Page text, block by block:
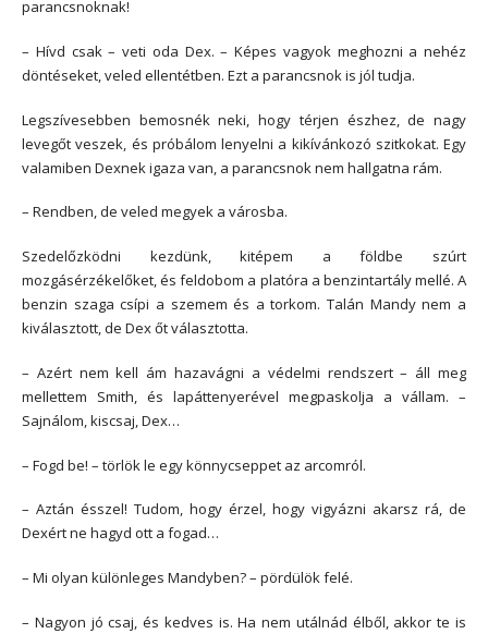
parancsnoknak!
– Hívd csak – veti oda Dex. – Képes vagyok meghozni a nehéz
döntéseket, veled ellentétben. Ezt a parancsnok is jól tudja.
Legszívesebben bemosnék neki, hogy térjen észhez, de nagy
levegőt veszek, és próbálom lenyelni a kikívánkozó szitkokat. Egy
valamiben Dexnek igaza van, a parancsnok nem hallgatna rám.
– Rendben, de veled megyek a városba.
Szedelőzködni kezdünk, kitépem a földbe szúrt
mozgásérzékelőket, és feldobom a platóra a benzintartály mellé. A
benzin szaga csípi a szemem és a torkom. Talán Mandy nem a
kiválasztott, de Dex őt választotta.
– Azért nem kell ám hazavágni a védelmi rendszert – áll meg
mellettem Smith, és lapáttenyerével megpaskolja a vállam. –
Sajnálom, kiscsaj, Dex…
– Fogd be! – törlök le egy könnycseppet az arcomról.
– Aztán ésszel! Tudom, hogy érzel, hogy vigyázni akarsz rá, de
Dexért ne hagyd ott a fogad…
– Mi olyan különleges Mandyben? – pördülök felé.
– Nagyon jó csaj, és kedves is. Ha nem utálnád élből, akkor te is